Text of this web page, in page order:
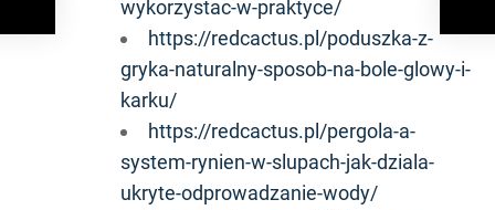
wykorzystac-w-praktyce/
https://redcactus.pl/poduszka-z-
gryka-naturalny-sposob-na-bole-glowy-i-
karku/
https://redcactus.pl/pergola-a-
system-rynien-w-slupach-jak-dziala-
ukryte-odprowadzanie-wody/